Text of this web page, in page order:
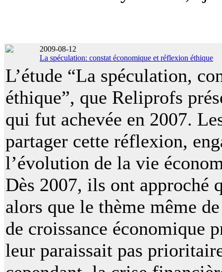
2009-08-12
La spéculation: constat économique et réflexion éthique
L’étude “La spéculation,
éthique”, que Reliprofs
qui fut achevée en 2007.
partager cette réflexion,
l’évolution de la vie
Dès 2007, ils ont approché
alors que le thème même
de croissance économique
leur paraissait pas